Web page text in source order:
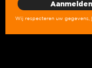
Wij respecteren uw gegevens,